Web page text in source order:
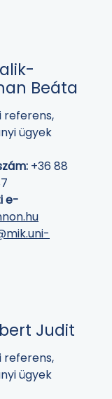
Beáta
referens,
ügyek
+36 88
e-
Judit
referens,
ügyek